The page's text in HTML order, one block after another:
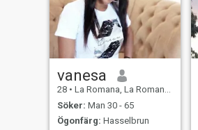
vanesa
28 • La Romana, La Romana, Dominikanska Rep.
Söker: Man 30 - 65
Ögonfärg: Hasselbrun